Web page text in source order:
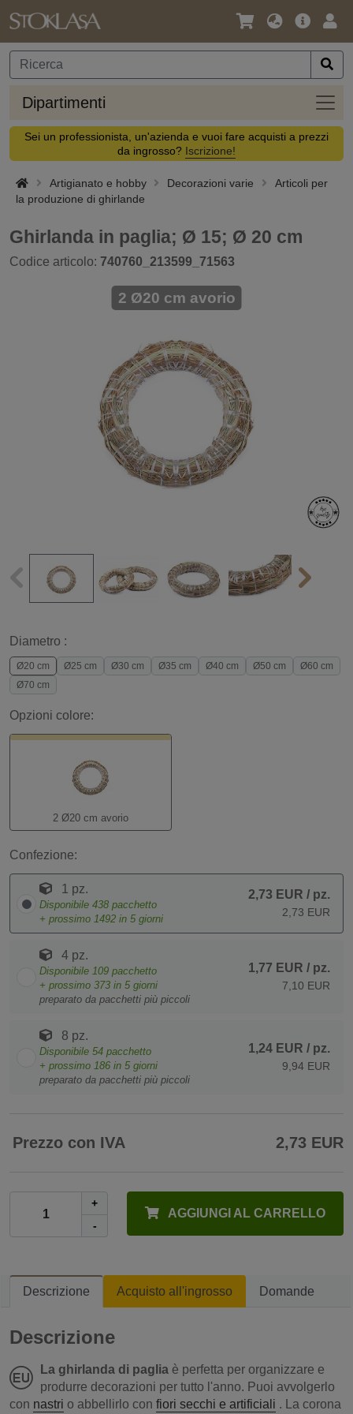
Lingua
Valuta
Offerta
Dipartimenti
Sei un professionista, un'azienda e vuoi fare acquisti a prezzi
da ingrosso? Iscrizione!
Artigianato e hobby Decorazioni varie
Articoli per
la produzione di ghirlande
Ghirlanda in paglia; Ø 15; Ø 20 cm
Codice articolo: 740760_213599_71563
2 Ø20 cm avorio
Diametro :
Ø20 cm Ø25 cm Ø30 cm Ø35 cm Ø40 cm Ø50 cm
Ø60 cm
Ø70 cm
Opzioni colore:
2 Ø20 cm avorio
Confezione:
1 pz.
Disponibile 438 pacchetto
+ prossimo 1492 in 5 giorni
2,73 EUR / pz.
2,73 EUR
4 pz.
Disponibile 109 pacchetto
+ prossimo 373 in 5 giorni
preparato da pacchetti più piccoli
1,77 EUR / pz.
7,10 EUR
8 pz.
Disponibile 54 pacchetto
+ prossimo 186 in 5 giorni
preparato da pacchetti più piccoli
1,24 EUR / pz.
9,94 EUR
Prezzo con IVA 2,73 EUR
+
-
AGGIUNGI AL CARRELLO
Descrizione Acquisto all'ingrosso Domande
Descrizione
La ghirlanda di paglia è perfetta per organizzare e
produrre decorazioni per tutto l'anno. Puoi avvolgerlo
con nastri o abbellirlo con fiori secchi e artificiali . La corona